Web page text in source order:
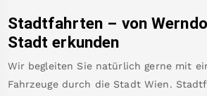
Stadtfahrten – von
Stadt erkunden
Wir begleiten Sie natürlich gerne mit
Fahrzeuge durch die Stadt Wien.